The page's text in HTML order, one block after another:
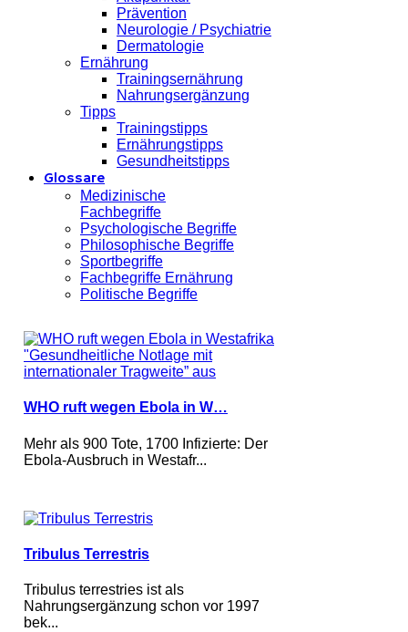
Prävention
Neurologie / Psychiatrie
Dermatologie
Ernährung
Trainingsernährung
Nahrungsergänzung
Tipps
Trainingstipps
Ernährungstipps
Gesundheitstipps
Glossare
Medizinische
Fachbegriffe
Psychologische Begriffe
Philosophische Begriffe
Sportbegriffe
Fachbegriffe Ernährung
Politische Begriffe
WHO ruft wegen Ebola in W…
Mehr als 900 Tote, 1700 Infizierte: Der
Ebola-Ausbruch in Westafr...
Tribulus Terrestris
Tribulus terrestries ist als
Nahrungsergänzung schon vor 1997
bek...